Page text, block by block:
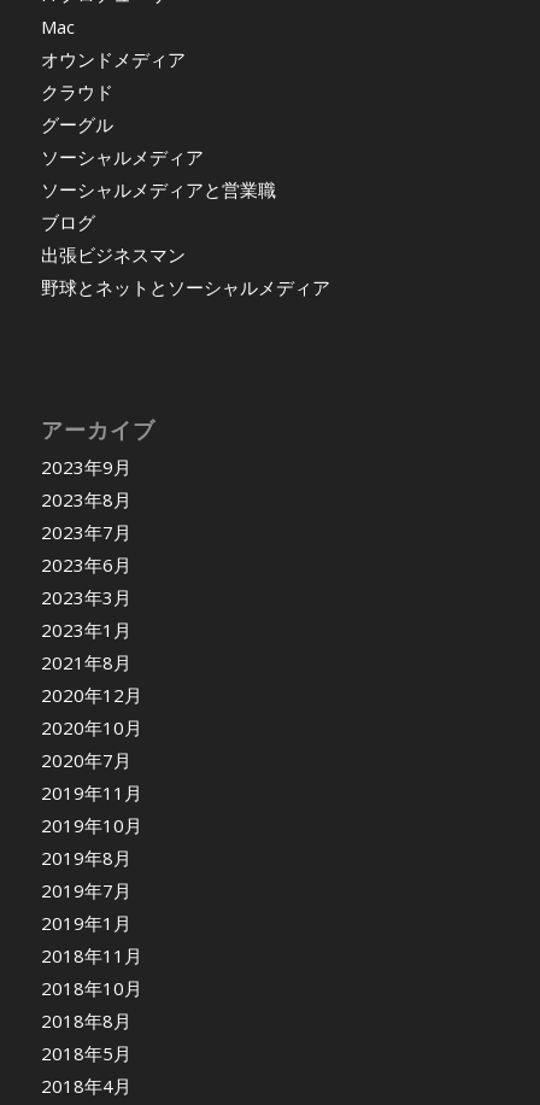
Mac
オウンドメディア
クラウド
グーグル
ソーシャルメディア
ソーシャルメディアと営業職
ブログ
出張ビジネスマン
野球とネットとソーシャルメディア
アーカイブ
2023年9月
2023年8月
2023年7月
2023年6月
2023年3月
2023年1月
2021年8月
2020年12月
2020年10月
2020年7月
2019年11月
2019年10月
2019年8月
2019年7月
2019年1月
2018年11月
2018年10月
2018年8月
2018年5月
2018年4月